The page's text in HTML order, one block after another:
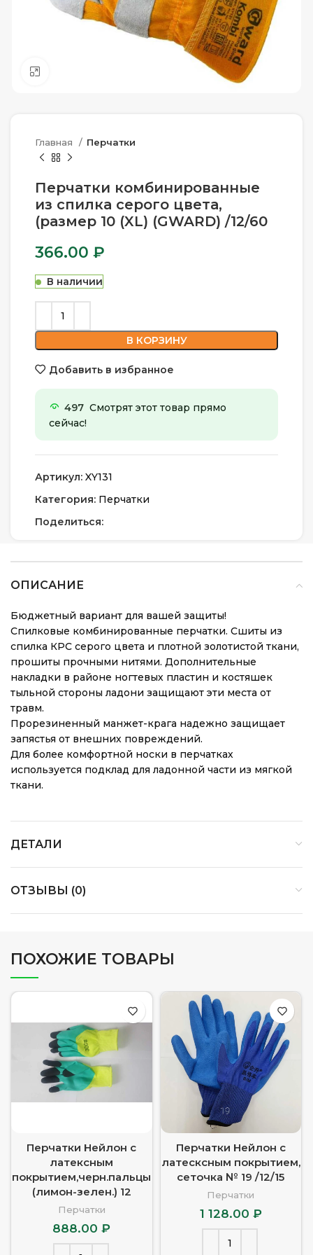
Главная Перчатки
Перчатки комбинированные
из спилка серого цвета,
(размер 10 (XL) (GWARD) /12/60
366.00 ₽
В наличии
В КОРЗИНУ
Добавить в избранное
497 Смотрят этот товар прямо
сейчас!
Артикул: XY131
Категория: Перчатки
Поделиться:
ОПИСАНИЕ
Бюджетный вариант для вашей защиты!
Спилковые комбинированные перчатки. Сшиты из
спилка КРС серого цвета и плотной золотистой ткани,
прошиты прочными нитями. Дополнительные
накладки в районе ногтевых пластин и костяшек
тыльной стороны ладони защищают эти места от
травм.
Прорезиненный манжет-крага надежно защищает
запястья от внешних повреждений.
Для более комфортной носки в перчатках
используется подклад для ладонной части из мягкой
ткани.
ДЕТАЛИ
ОТЗЫВЫ (0)
ПОХОЖИЕ ТОВАРЫ
Перчатки Нейлон с
латексным
покрытием,черн.пальцы
(лимон-зелен.) 12
Перчатки
888.00₽
Перчатки Нейлон с
латесксным покрытием,
сеточка № 19 /12/15
Перчатки
1 128.00 ₽